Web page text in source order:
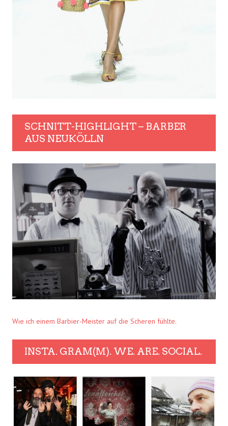
SCHNITT-HIGHLIGHT – BARBER
AUS NEUKÖLLN
Wie ich einem Barbier-Meister auf die Scheren fühlte.
INSTA. GRAM(M). WE. ARE. SOCIAL.